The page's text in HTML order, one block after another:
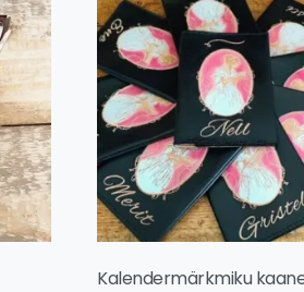
Kalendermärkmiku